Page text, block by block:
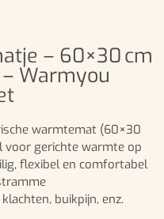
– 60×30 cm
Warmyou
warmtemat (60×30
voor gerichte warmte op
flexibel en comfortabel
buikpijn, enz.